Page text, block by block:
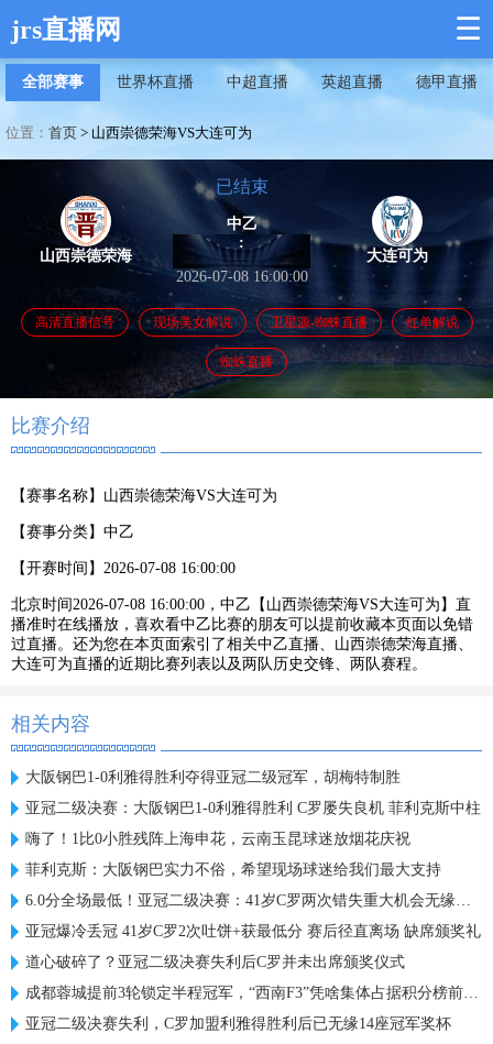
jrs直播网 ☰
全部赛事 世界杯直播 中超直播 英超直播 德甲直播
位置： 首页 > 山西崇德荣海VS大连可为
山西崇德荣海
已结束
中乙
:
2026-07-08 16:00:00
大连可为
高清直播信号 现场美女解说 卫星源-蜘蛛直播 红单解说
蜘蛛直播
比赛介绍
【赛事名称】 山西崇德荣海VS大连可为
【赛事分类】 中乙
【开赛时间】 2026-07-08 16:00:00
北京时间2026-07-08 16:00:00，中乙【山西崇德荣海VS大连可为】直
播准时在线播放，喜欢看中乙比赛的朋友可以提前收藏本页面以免错
过直播。还为您在本页面索引了相关中乙直播、山西崇德荣海直播、
大连可为直播的近期比赛列表以及两队历史交锋、两队赛程。
相关内容
大阪钢巴1-0利雅得胜利夺得亚冠二级冠军，胡梅特制胜
亚冠二级决赛：大阪钢巴1-0利雅得胜利 C罗屡失良机 菲利克斯中柱
嗨了！1比0小胜残阵上海申花，云南玉昆球迷放烟花庆祝
菲利克斯：大阪钢巴实力不俗，希望现场球迷给我们最大支持
6.0分全场最低！亚冠二级决赛：41岁C罗两次错失重大机会无缘首冠
亚冠爆冷丢冠 41岁C罗2次吐饼+获最低分 赛后径直离场 缺席颁奖礼
道心破碎了？亚冠二级决赛失利后C罗并未出席颁奖仪式
成都蓉城提前3轮锁定半程冠军，“西南F3”凭啥集体占据积分榜前三？
亚冠二级决赛失利，C罗加盟利雅得胜利后已无缘14座冠军奖杯